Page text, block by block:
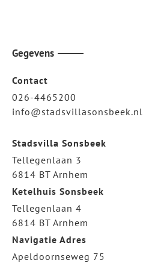
Gegevens
Contact
026-4465200
info@stadsvillasonsbeek.nl
Stadsvilla Sonsbeek
Tellegenlaan 3
6814 BT Arnhem
Ketelhuis Sonsbeek
Tellegenlaan 4
6814 BT Arnhem
Navigatie Adres
Apeldoornseweg 75